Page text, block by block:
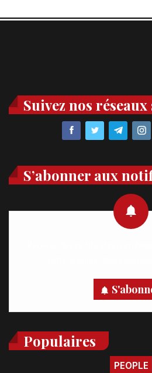
Suivez nos
S’abonner aux
Populaires
PEOPLE